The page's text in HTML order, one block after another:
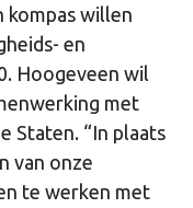
kompas willen
en
Hoogeveen wil
met
Staten. “In plaats
van onze
te werken met